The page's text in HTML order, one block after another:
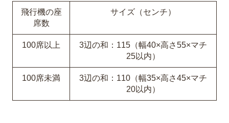
飛行機の座
席数
サイズ（センチ）
100席以上
3辺の和：115（幅40×高さ55×マチ
25以内）
100席未満
3辺の和：110（幅35×高さ45×マチ
20以内）